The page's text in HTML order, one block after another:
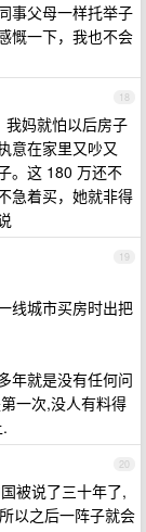
事父母一样托举子
慨一下，我也不会
18
我妈就怕以后房子
意在家里又吵又
。这 180 万还不
急着买，她就非得
19
线城市买房时出把
年就是没有任何问
一次,没人有料得
20
被说了三十年了,
以之后一阵子就会